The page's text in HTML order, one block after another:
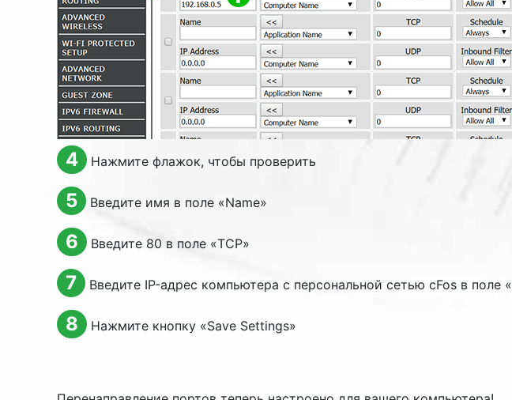
4 Нажмите флажок, чтобы проверить
5 Введите имя в поле «Name»
6 Введите 80 в поле «TCP»
7 Введите IP-адрес компьютера с персональной сетью cFos в поле «
8 Нажмите кнопку «Save Settings»